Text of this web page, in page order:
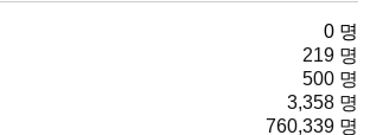
0 명
219 명
500 명
3,358 명
760,339 명